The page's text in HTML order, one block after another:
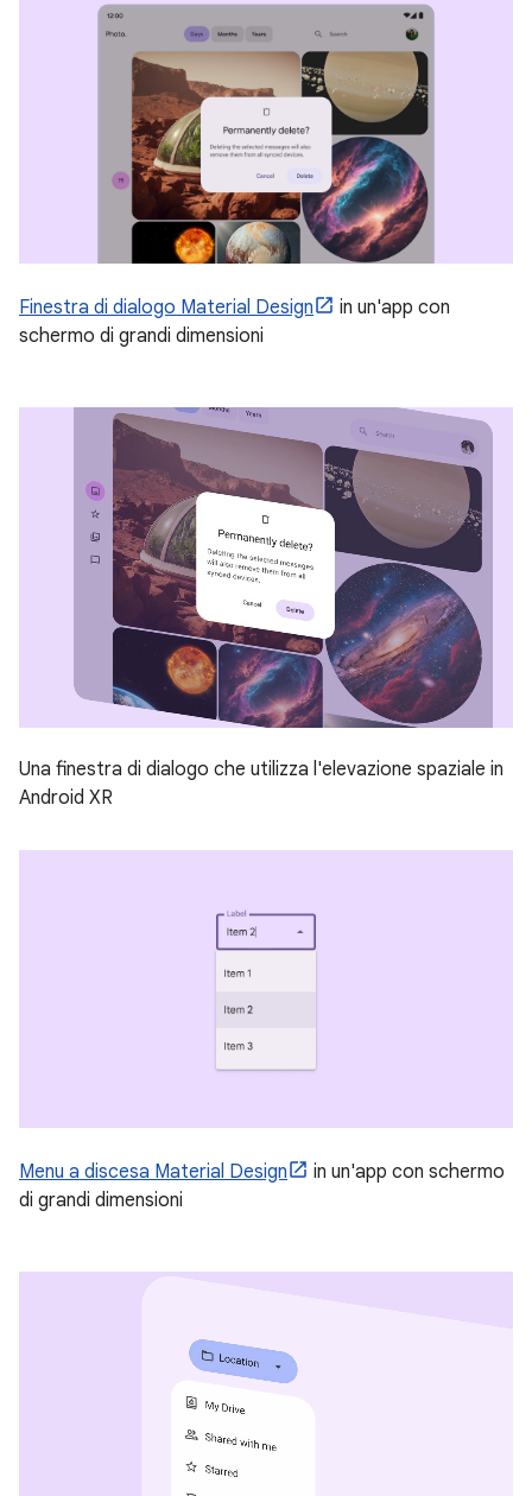
Finestra di dialogo Material Design
in un'app con
schermo di grandi dimensioni
Una finestra di dialogo che utilizza l'elevazione spaziale in
Android XR
Menu a discesa Material Design
in un'app con schermo
di grandi dimensioni